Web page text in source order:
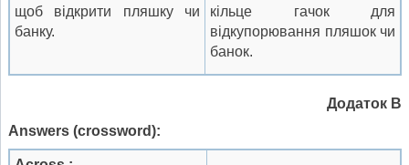
щоб відкрити пляшку чи
банку.
кільце гачок для
відкупорювання пляшок чи
банок.
Додаток В
Answers (crossword):